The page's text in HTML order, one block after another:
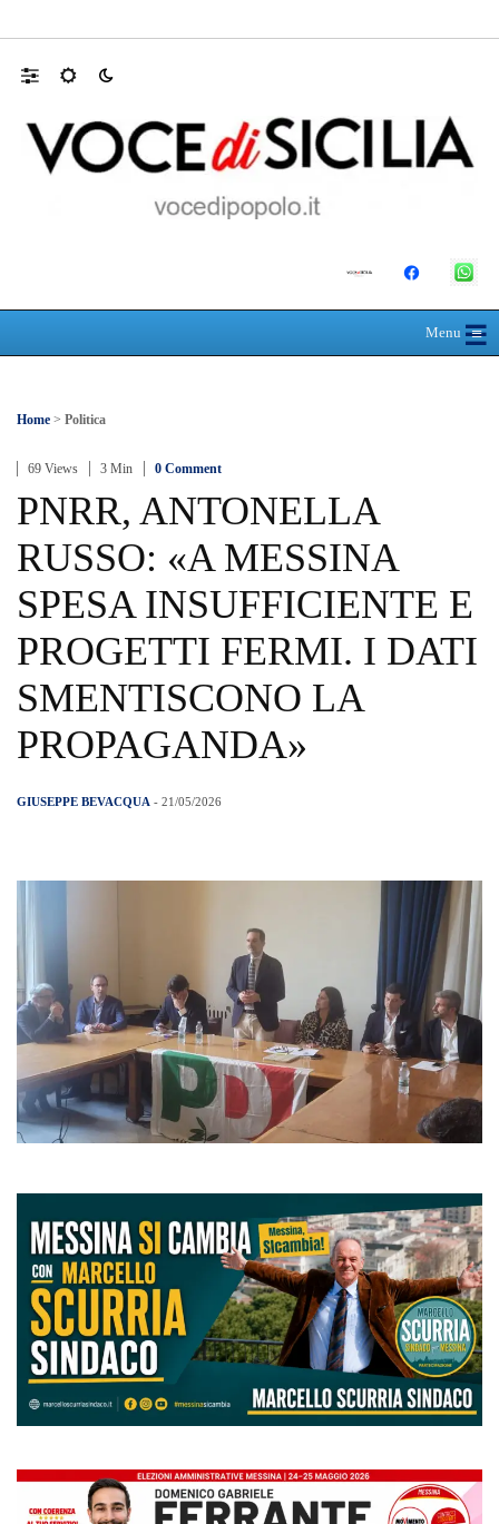
Menu≡
☰
Home > Politica
69 Views 3 Min 0 Comment
PNRR, ANTONELLA
RUSSO: «A MESSINA
SPESA INSUFFICIENTE E
PROGETTI FERMI. I DATI
SMENTISCONO LA
PROPAGANDA»
GIUSEPPE BEVACQUA - 21/05/2026